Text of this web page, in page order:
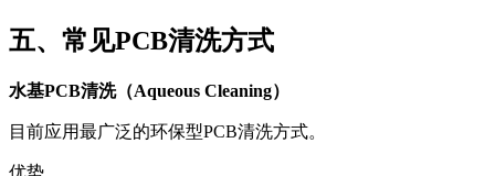
五、常见PCB清洗方式
水基PCB清洗（Aqueous Cleaning）
目前应用最广泛的环保型PCB清洗方式。
优势